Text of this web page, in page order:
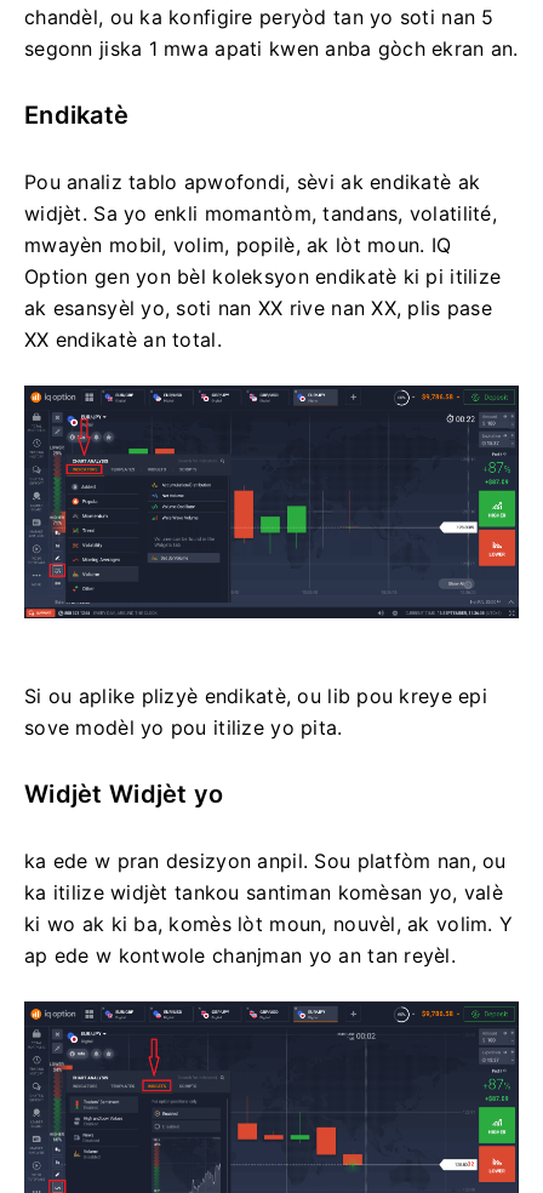
chandèl, ou ka konfigire peryòd tan yo soti nan 5
segonn jiska 1 mwa apati kwen anba gòch ekran an.
Endikatè
Pou analiz tablo apwofondi, sèvi ak endikatè ak
widjèt. Sa yo enkli momantòm, tandans, volatilité,
mwayèn mobil, volim, popilè, ak lòt moun. IQ
Option gen yon bèl koleksyon endikatè ki pi itilize
ak esansyèl yo, soti nan XX rive nan XX, plis pase
XX endikatè an total.
Si ou aplike plizyè endikatè, ou lib pou kreye epi
sove modèl yo pou itilize yo pita.
Widjèt Widjèt yo
ka ede w pran desizyon anpil. Sou platfòm nan, ou
ka itilize widjèt tankou santiman komèsan yo, valè
ki wo ak ki ba, komès lòt moun, nouvèl, ak volim. Y
ap ede w kontwole chanjman yo an tan reyèl.